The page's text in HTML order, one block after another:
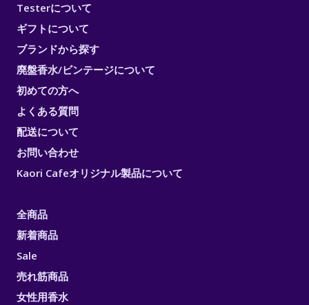
Testerについて
ギフトについて
ブランドから探す
廃盤香水/ビンテージについて
初めての方へ
よくある質問
配送について
お問い合わせ
Kaori Cafeオリジナル製品について
全商品
新着商品
Sale
売れ筋商品
女性用香水